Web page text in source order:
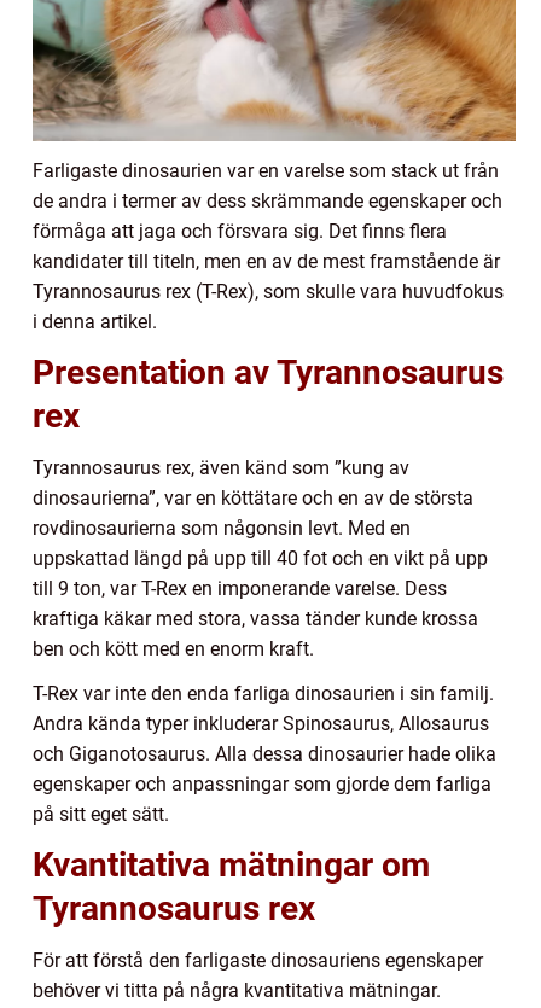
Farligaste dinosaurien var en varelse som stack ut från
de andra i termer av dess skrämmande egenskaper och
förmåga att jaga och försvara sig. Det finns flera
kandidater till titeln, men en av de mest framstående är
Tyrannosaurus rex (T-Rex), som skulle vara huvudfokus
i denna artikel.
Presentation av Tyrannosaurus
rex
Tyrannosaurus rex, även känd som ”kung av
dinosaurierna”, var en köttätare och en av de största
rovdinosaurierna som någonsin levt. Med en
uppskattad längd på upp till 40 fot och en vikt på upp
till 9 ton, var T-Rex en imponerande varelse. Dess
kraftiga käkar med stora, vassa tänder kunde krossa
ben och kött med en enorm kraft.
T-Rex var inte den enda farliga dinosaurien i sin familj.
Andra kända typer inkluderar Spinosaurus, Allosaurus
och Giganotosaurus. Alla dessa dinosaurier hade olika
egenskaper och anpassningar som gjorde dem farliga
på sitt eget sätt.
Kvantitativa mätningar om
Tyrannosaurus rex
För att förstå den farligaste dinosauriens egenskaper
behöver vi titta på några kvantitativa mätningar.